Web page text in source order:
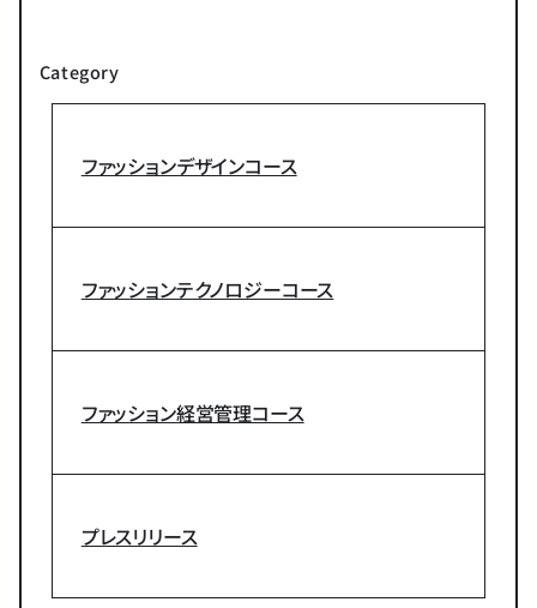
Category
ファッションデザインコース
ファッションテクノロジーコース
ファッション経営管理コース
プレスリリース